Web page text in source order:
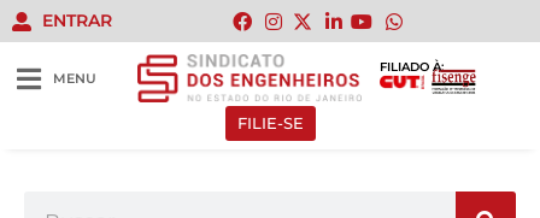
ENTRAR
MENU
FILIADO À:
FILIE-SE